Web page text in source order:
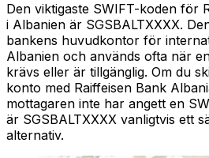
Den viktigaste SWIFT-koden för
i Albanien är SGSBALTXXXX.
bankens huvudkontor för
Albanien och används ofta när
krävs eller är tillgänglig. Om du
konto med Raiffeisen Bank
mottagaren inte har angett en
är SGSBALTXXXX vanligtvis ett
alternativ.